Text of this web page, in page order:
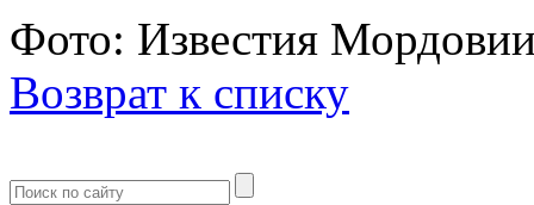
Фото: Известия
Возврат к списку